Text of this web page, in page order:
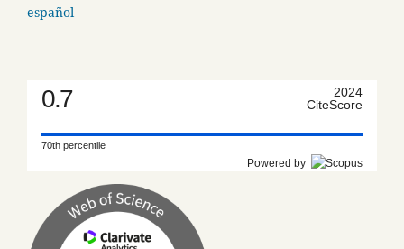
español
0.7
2024
CiteScore
70th percentile
Powered by